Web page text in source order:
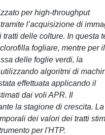
per high-throughput
l’acquisizione di
delle colture. In questa
fogliare, mentre per il
delle foglie verdi, la
algoritmi di
effettuata applicando il
dai voli APR. Il
la stagione di crescita. La
dei valori dei tratti
per l'HTP.